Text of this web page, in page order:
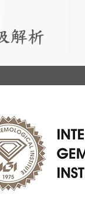
解析